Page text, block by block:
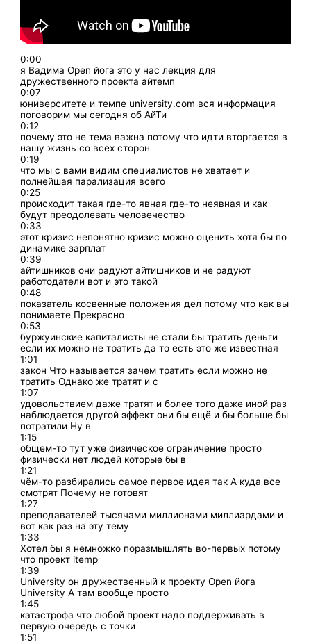
0:00
я Вадима Open йога это у нас лекция для
дружественного проекта айтемп
0:07
юниверситете и темпе university.com вся информация
поговорим мы сегодня об АйТи
0:12
почему это не тема важна потому что идти вторгается в
нашу жизнь со всех сторон
0:19
что мы с вами видим специалистов не хватает и
полнейшая парализация всего
0:25
происходит такая где-то явная где-то неявная и как
будут преодолевать человечество
0:33
этот кризис непонятно кризис можно оценить хотя бы по
динамике зарплат
0:39
айтишников они радуют айтишников и не радуют
работодатели вот и это такой
0:48
показатель косвенные положения дел потому что как вы
понимаете Прекрасно
0:53
буржуинские капиталисты не стали бы тратить деньги
если их можно не тратить да то есть это же известная
1:01
закон Что называется зачем тратить если можно не
тратить Однако же тратят и с
1:07
удовольствием даже тратят и более того даже иной раз
наблюдается другой эффект они бы ещё и бы больше бы
потратили Ну в
1:15
общем-то тут уже физическое ограничение просто
физически нет людей которые бы в
1:21
чём-то разбирались самое первое идея так А куда все
смотрят Почему не готовят
1:27
преподавателей тысячами миллионами миллиардами и
вот как раз на эту тему
1:33
Хотел бы я немножко поразмышлять во-первых потому
что проект itemp
1:39
University он дружественный к проекту Open йога
University А там вообще просто
1:45
катастрофа что любой проект надо поддерживать в
первую очередь с точки
1:51